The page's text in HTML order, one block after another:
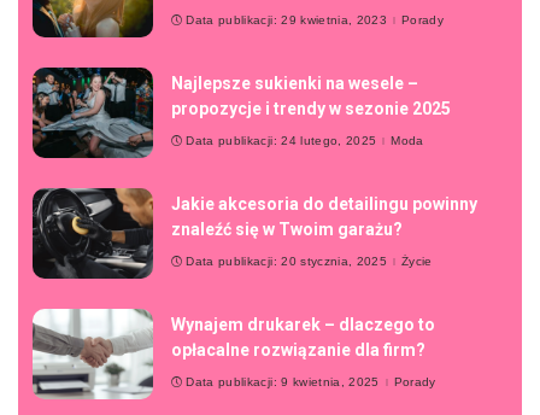
Data publikacji: 29 kwietnia, 2023 Porady
Najlepsze sukienki na wesele –
propozycje i trendy w sezonie 2025
Data publikacji: 24 lutego, 2025 Moda
Jakie akcesoria do detailingu powinny
znaleźć się w Twoim garażu?
Data publikacji: 20 stycznia, 2025 Życie
Wynajem drukarek – dlaczego to
opłacalne rozwiązanie dla firm?
Data publikacji: 9 kwietnia, 2025 Porady